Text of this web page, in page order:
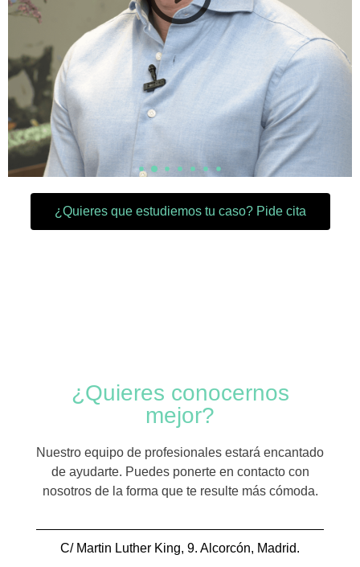
¿Quieres que estudiemos tu caso? Pide cita
¿Quieres conocernos
mejor?
Nuestro equipo de profesionales estará encantado
de ayudarte. Puedes ponerte en contacto con
nosotros de la forma que te resulte más cómoda.
C/ Martin Luther King, 9. Alcorcón, Madrid.